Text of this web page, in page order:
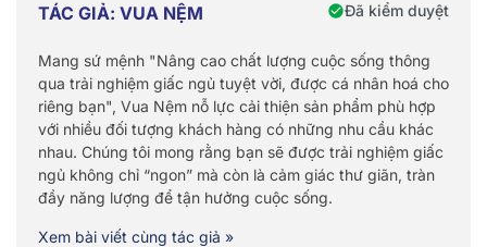
TÁC GIẢ: VUA NỆM Đã kiểm duyệt
Mang sứ mệnh "Nâng cao chất lượng cuộc sống thông
qua trải nghiệm giấc ngủ tuyệt vời, được cá nhân hoá cho
riêng bạn", Vua Nệm nỗ lực cải thiện sản phẩm phù hợp
với nhiều đối tượng khách hàng có những nhu cầu khác
nhau. Chúng tôi mong rằng bạn sẽ được trải nghiệm giấc
ngủ không chỉ “ngon” mà còn là cảm giác thư giãn, tràn
đầy năng lượng để tận hưởng cuộc sống.
Xem bài viết cùng tác giả »